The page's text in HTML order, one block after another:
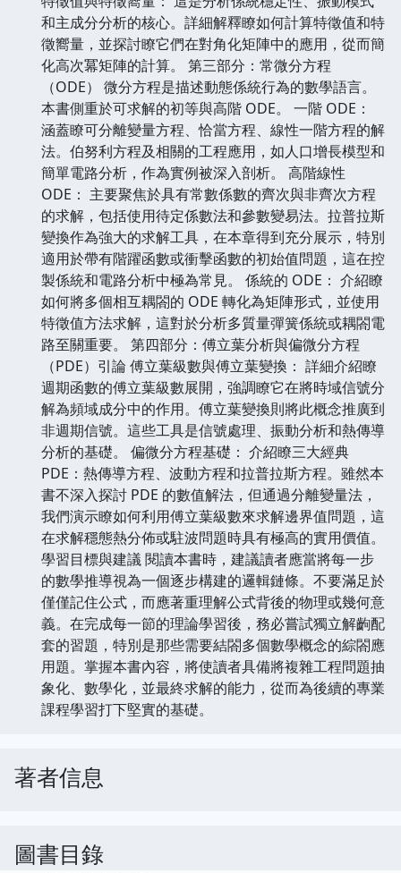
和主成分分析的核心。詳細解釋瞭如何計算特徵值和特
徵嚮量，並探討瞭它們在對角化矩陣中的應用，從而簡
化高次冪矩陣的計算。 第三部分：常微分方程
（ODE） 微分方程是描述動態係統行為的數學語言。
本書側重於可求解的初等與高階 ODE。 一階 ODE：
涵蓋瞭可分離變量方程、恰當方程、線性一階方程的解
法。伯努利方程及相關的工程應用，如人口增長模型和
簡單電路分析，作為實例被深入剖析。 高階線性
ODE： 主要聚焦於具有常數係數的齊次與非齊次方程
的求解，包括使用待定係數法和參數變易法。拉普拉斯
變換作為強大的求解工具，在本章得到充分展示，特別
適用於帶有階躍函數或衝擊函數的初始值問題，這在控
製係統和電路分析中極為常見。 係統的 ODE： 介紹瞭
如何將多個相互耦閤的 ODE 轉化為矩陣形式，並使用
特徵值方法求解，這對於分析多質量彈簧係統或耦閤電
路至關重要。 第四部分：傅立葉分析與偏微分方程
（PDE）引論 傅立葉級數與傅立葉變換： 詳細介紹瞭
週期函數的傅立葉級數展開，強調瞭它在將時域信號分
解為頻域成分中的作用。傅立葉變換則將此概念推廣到
非週期信號。這些工具是信號處理、振動分析和熱傳導
分析的基礎。 偏微分方程基礎： 介紹瞭三大經典
PDE：熱傳導方程、波動方程和拉普拉斯方程。雖然本
書不深入探討 PDE 的數值解法，但通過分離變量法，
我們演示瞭如何利用傅立葉級數來求解邊界值問題，這
在求解穩態熱分佈或駐波問題時具有極高的實用價值。
學習目標與建議 閱讀本書時，建議讀者應當將每一步
的數學推導視為一個逐步構建的邏輯鏈條。不要滿足於
僅僅記住公式，而應著重理解公式背後的物理或幾何意
義。在完成每一節的理論學習後，務必嘗試獨立解齣配
套的習題，特別是那些需要結閤多個數學概念的綜閤應
用題。掌握本書內容，將使讀者具備將複雜工程問題抽
象化、數學化，並最終求解的能力，從而為後續的專業
課程學習打下堅實的基礎。
著者信息
圖書目錄